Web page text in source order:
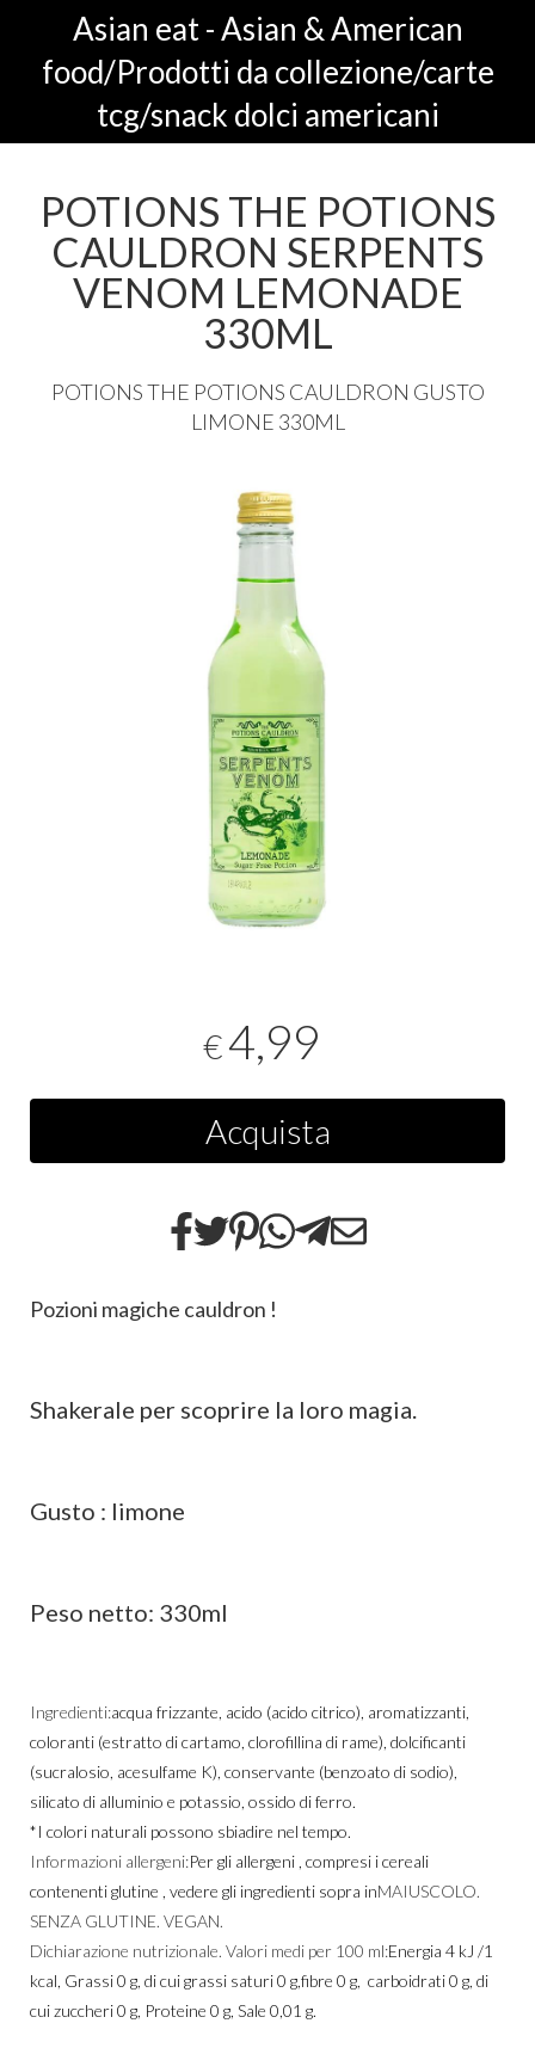
Asian eat - Asian & American
food/Prodotti da collezione/carte
tcg/snack dolci americani
POTIONS THE POTIONS
CAULDRON SERPENTS
VENOM LEMONADE
330ML
POTIONSTHE POTIONS CAULDRON GUSTO
LIMONE 330ML
€4,99
Acquista
Pozioni magiche cauldron !
Shakerale per scoprire la loro magia.
Gusto : limone
Peso netto: 330ml
Ingredienti:acqua frizzante, acido (acido citrico), aromatizzanti,
coloranti (estratto di cartamo, clorofillina di rame), dolcificanti
(sucralosio, acesulfame K), conservante (benzoato di sodio),
silicato di alluminio e potassio, ossido di ferro.
*I colori naturali possono sbiadire nel tempo.
Informazioni allergeni:Per gli allergeni , compresi i cereali
contenenti glutine , vedere gli ingredienti sopra inMAIUSCOLO.
SENZA GLUTINE. VEGAN.
Dichiarazione nutrizionale. Valori medi per 100 ml:Energia 4 kJ /1
kcal, Grassi 0 g, di cui grassi saturi 0 g,fibre 0 g, carboidrati 0 g, di
cui zuccheri 0 g, Proteine 0 g, Sale 0,01 g.